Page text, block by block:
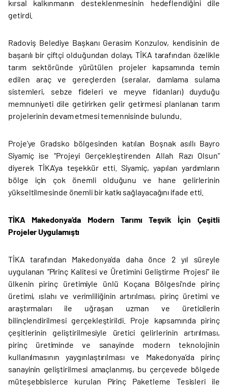
kırsal kalkınmanın desteklenmesinin hedeflendiğini dile
getirdi.
Radoviş Belediye Başkanı Gerasim Konzulov, kendisinin de
başarılı bir çiftçi olduğundan dolayı, TİKA tarafından özelikle
tarım sektöründe yürütülen projeler kapsamında temin
edilen araç ve gereçlerden (seralar, damlama sulama
sistemleri, sebze fideleri ve meyve fidanları) duyduğu
memnuniyeti dile getirirken gelir getirmesi planlanan tarım
projelerinin devam etmesi temennisinde bulundu.
Proje’ye Gradsko bölgesinden katılan Boşnak asıllı Bayro
Siyamiç ise “Projeyi Gerçekleştirenden Allah Razı Olsun”
diyerek TİKA'ya teşekkür etti. Siyamiç, yapılan yardımların
bölge için çok önemli olduğunu ve hane gelirlerinin
yükseltilmesinde önemli bir katkı sağlayacağını ifade etti.
TİKA Makedonya’da Modern Tarımı Teşvik İçin Çeşitli
Projeler Uygulamıştı
TİKA tarafından Makedonya’da daha önce 2 yıl süreyle
uygulanan “Pirinç Kalitesi ve Üretimini Geliştirme Projesi” ile
ülkenin pirinç üretimiyle ünlü Koçana Bölgesi’nde pirinç
üretimi, ıslahı ve verimliliğinin artırılması, pirinç üretimi ve
araştırmaları ile uğraşan uzman ve üreticilerin
bilinçlendirilmesi gerçekleştirildi. Proje kapsamında pirinç
çeşitlerinin geliştirilmesiyle üretici gelirlerinin artırılması,
pirinç üretiminde ve sanayinde modern teknolojinin
kullanılmasının yaygınlaştırılması ve Makedonya’da pirinç
sanayinin geliştirilmesi amaçlanmış, bu çerçevede bölgede
müteşebbislerce kurulan Pirinç Paketleme Tesisleri ile